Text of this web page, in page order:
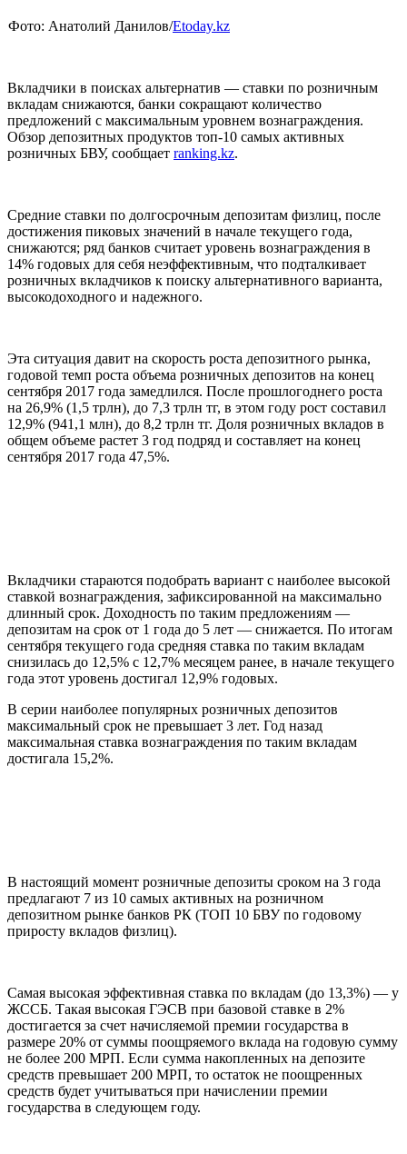
Фото: Анатолий Данилов/Etoday.kz
Вкладчики в поисках альтернатив — ставки по розничным
вкладам снижаются, банки сокращают количество
предложений с максимальным уровнем вознаграждения.
Обзор депозитных продуктов топ-10 самых активных
розничных БВУ, сообщает ranking.kz.
Средние ставки по долгосрочным депозитам физлиц, после
достижения пиковых значений в начале текущего года,
снижаются; ряд банков считает уровень вознаграждения в
14% годовых для себя неэффективным, что подталкивает
розничных вкладчиков к поиску альтернативного варианта,
высокодоходного и надежного.
Эта ситуация давит на скорость роста депозитного рынка,
годовой темп роста объема розничных депозитов на конец
сентября 2017 года замедлился. После прошлогоднего роста
на 26,9% (1,5 трлн), до 7,3 трлн тг, в этом году рост составил
12,9% (941,1 млн), до 8,2 трлн тг. Доля розничных вкладов в
общем объеме растет 3 год подряд и составляет на конец
сентября 2017 года 47,5%.
Вкладчики стараются подобрать вариант с наиболее высокой
ставкой вознаграждения, зафиксированной на максимально
длинный срок. Доходность по таким предложениям —
депозитам на срок от 1 года до 5 лет — снижается. По итогам
сентября текущего года средняя ставка по таким вкладам
снизилась до 12,5% с 12,7% месяцем ранее, в начале текущего
года этот уровень достигал 12,9% годовых.
В серии наиболее популярных розничных депозитов
максимальный срок не превышает 3 лет. Год назад
максимальная ставка вознаграждения по таким вкладам
достигала 15,2%.
В настоящий момент розничные депозиты сроком на 3 года
предлагают 7 из 10 самых активных на розничном
депозитном рынке банков РК (ТОП 10 БВУ по годовому
приросту вкладов физлиц).
Самая высокая эффективная ставка по вкладам (до 13,3%) — у
ЖССБ. Такая высокая ГЭСВ при базовой ставке в 2%
достигается за счет начисляемой премии государства в
размере 20% от суммы поощряемого вклада на годовую сумму
не более 200 МРП. Если сумма накопленных на депозите
средств превышает 200 МРП, то остаток не поощренных
средств будет учитываться при начислении премии
государства в следующем году.